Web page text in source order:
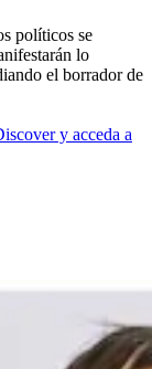
políticos se
lo
el borrador de
y acceda a